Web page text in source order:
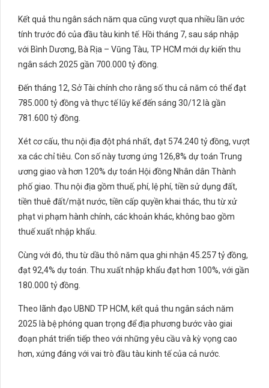
Kết quả thu ngân sách năm qua cũng vượt qua nhiều lần ước
tính trước đó của đầu tàu kinh tế. Hồi tháng 7, sau sáp nhập
với Bình Dương, Bà Rịa – Vũng Tàu, TP HCM mới dự kiến thu
ngân sách 2025 gần 700.000 tỷ đồng.
Đến tháng 12, Sở Tài chính cho rằng số thu cả năm có thể đạt
785.000 tỷ đồng và thực tế lũy kế đến sáng 30/12 là gần
781.600 tỷ đồng.
Xét cơ cấu, thu nội địa đột phá nhất, đạt 574.240 tỷ đồng, vượt
xa các chỉ tiêu. Con số này tương ứng 126,8% dự toán Trung
ương giao và hơn 120% dự toán Hội đồng Nhân dân Thành
phố giao. Thu nội địa gồm thuế, phí, lệ phí, tiền sử dụng đất,
tiền thuê đất/mặt nước, tiền cấp quyền khai thác, thu từ xử
phạt vi phạm hành chính, các khoản khác, không bao gồm
thuế xuất nhập khẩu.
Cùng với đó, thu từ dầu thô năm qua ghi nhận 45.257 tỷ đồng,
đạt 92,4% dự toán. Thu xuất nhập khẩu đạt hơn 100%, với gần
180.000 tỷ đồng.
Theo lãnh đạo UBND TP HCM, kết quả thu ngân sách năm
2025 là bệ phóng quan trọng để địa phương bước vào giai
đoạn phát triển tiếp theo với những yêu cầu và kỳ vọng cao
hơn, xứng đáng với vai trò đầu tàu kinh tế của cả nước.